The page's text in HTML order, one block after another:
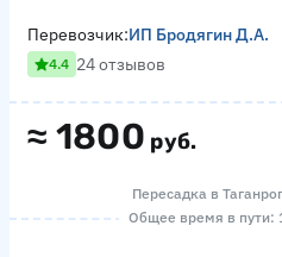
≈ 1800 руб.
Перевозчик:ИП Бродягин Д.А.
4.4 24 отзывов
Пересадка в
Общее время в пути: